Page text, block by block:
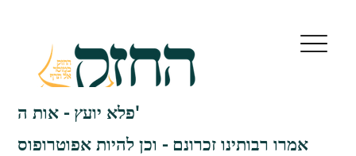
פלא יועץ - אות ה'
אמרו רבותינו זכרונם - וכן להיות אפוטרופוס